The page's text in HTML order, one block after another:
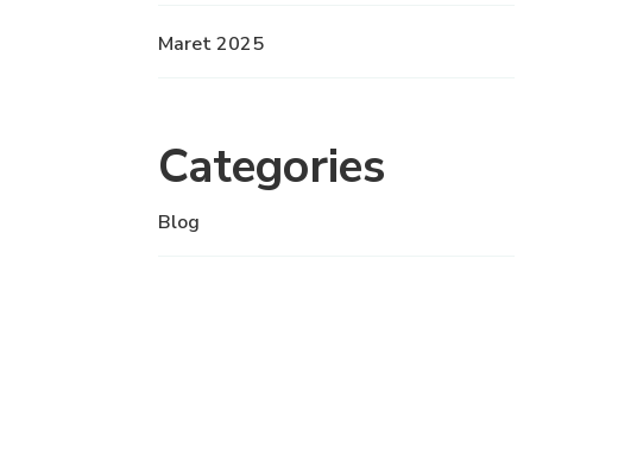
Maret 2025
Categories
Blog